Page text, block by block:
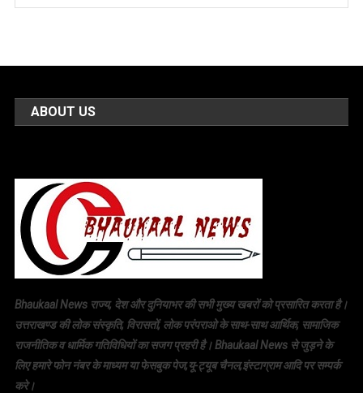
ABOUT US
Bhaukaal News राज्य, देश और दुनियाभर की सभी मुख्य खबरों को प्रसारित करता है।
उत्तराखण्ड की लोक संस्कृति, विरासतों, लोक परंपराओ के साथ-साथ आर्थिक, सामाजिक
राजनीतिक व धार्मिक गतिविधियों का सजग प्रहरी है। Bhaukaal News से जुड़ने के
लिए हमारे फोन नंबर के माध्यम या फेसबुक पेज,यू-ट्यूब चैनल,इंस्टाग्राम आदि पर सम्पर्क
करे।